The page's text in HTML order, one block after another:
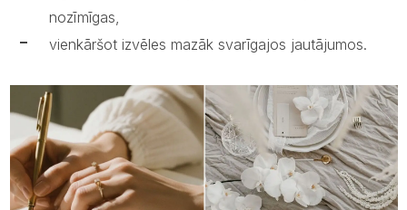
nozīmīgas,
vienkāršot izvēles mazāk svarīgajos jautājumos.